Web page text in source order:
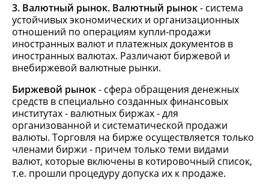
3. Валютный рынок. Валютный рынок- система
устойчивых экономических и организационных
отношений по операциям купли-продажи
иностранных валют и платежных документов в
иностранных валютах. Различают биржевой и
внебиржевой валютные рынки.
Биржевой рынок- сфера обращения денежных
средств в специально созданных финансовых
институтах - валютных биржах - для
организованной и систематической продажи
валюты. Торговля на бирже осуществляется только
членами биржи - причем только теми видами
валют, которые включены в котировочный список,
т.е. прошли процедуру допуска их к продаже.